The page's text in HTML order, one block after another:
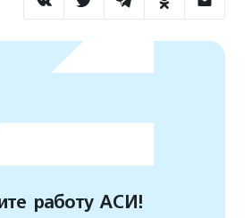
работу АСИ!